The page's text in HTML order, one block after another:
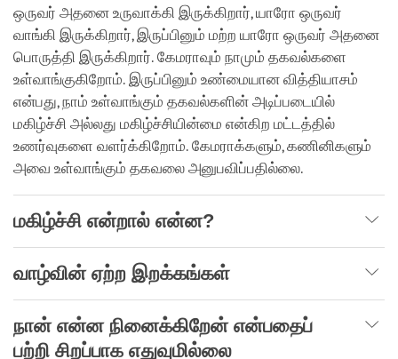
ஒருவர் அதனை உருவாக்கி இருக்கிறார், யாரோ ஒருவர்
வாங்கி இருக்கிறார், இருப்பினும் மற்ற யாரோ ஒருவர் அதனை
பொருத்தி இருக்கிறார். கேமராவும் நாமும் தகவல்களை
உள்வாங்குகிறோம். இருப்பினும் உண்மையான வித்தியாசம்
என்பது, நாம் உள்வாங்கும் தகவல்களின் அடிப்படையில்
மகிழ்ச்சி அல்லது மகிழ்ச்சியின்மை என்கிற மட்டத்தில்
உணர்வுகளை வளர்க்கிறோம். கேமராக்களும், கணினிகளும்
அவை உள்வாங்கும் தகவலை அனுபவிப்பதில்லை.
மகிழ்ச்சி என்றால் என்ன?
வாழ்வின் ஏற்ற இறக்கங்கள்
நான் என்ன நினைக்கிறேன் என்பதைப்
பற்றி சிறப்பாக எதுவுமில்லை